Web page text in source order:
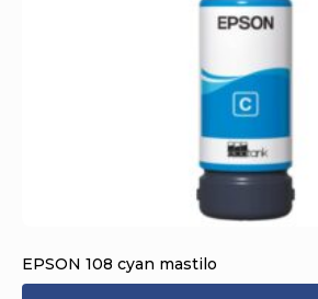
EPSON 108 cyan mastilo